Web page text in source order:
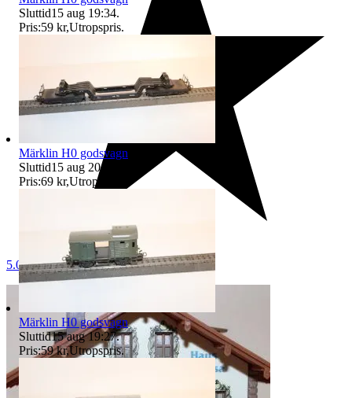
5.0
Sluttid15 aug 19:34.
Pris:59 kr,Utropspris.
Märklin H0 godsvagn
Sluttid15 aug 20:00
Pris:69 kr,Utropspris
Märklin H0 godsvagn
Sluttid15 aug 19:27.
Pris:59 kr,Utropspris.